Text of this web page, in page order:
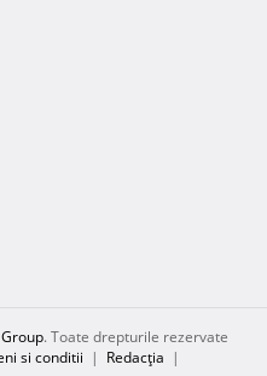
. Toate drepturile rezervate
si conditii | Redacţia |